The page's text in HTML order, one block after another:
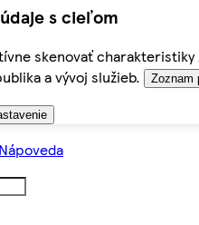
s cieľom
skenovať
a vývoj služieb.
Zoznam
Nápoveda